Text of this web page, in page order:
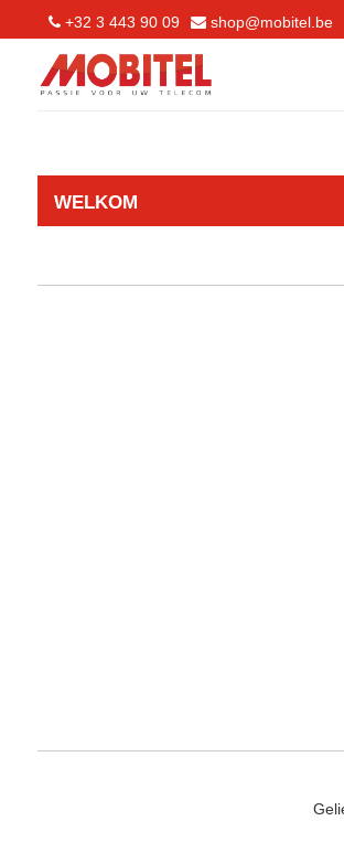
+32 3 443 90 09 shop@mobitel.be
WELKOM